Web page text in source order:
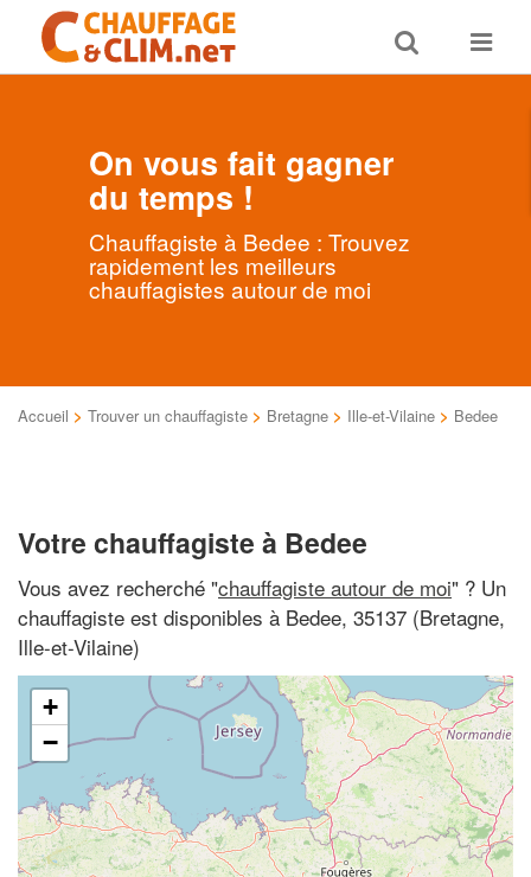
Toggle
search
Toggle
On vous fait gagner
du temps !
Chauffagiste à Bedee : Trouvez
rapidement les meilleurs
chauffagistes autour de moi
Accueil > Trouver un chauffagiste > Bretagne > Ille-et-Vilaine > Bedee
Votre chauffagiste à Bedee
Vous avez recherché "chauffagiste autour de moi" ? Un
chauffagiste est disponibles à Bedee, 35137 (Bretagne,
Ille-et-Vilaine)
+
−